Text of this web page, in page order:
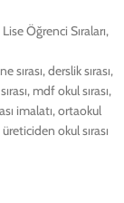
Lise Öğrenci Sıraları,
sırası,derslik sırası,
, mdf okul sırası,
imalatı,ortaokul
üreticiden okul sırası